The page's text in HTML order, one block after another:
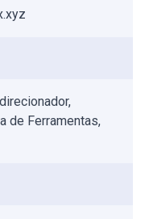
de Ferramentas,